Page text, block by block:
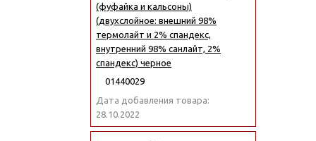
(фуфайка и кальсоны)
(двухслойное: внешний 98%
термолайт и 2% спандекс,
внутренний 98% санлайт, 2%
спандекс) черное
01440029
Дата добавления товара:
28.10.2022